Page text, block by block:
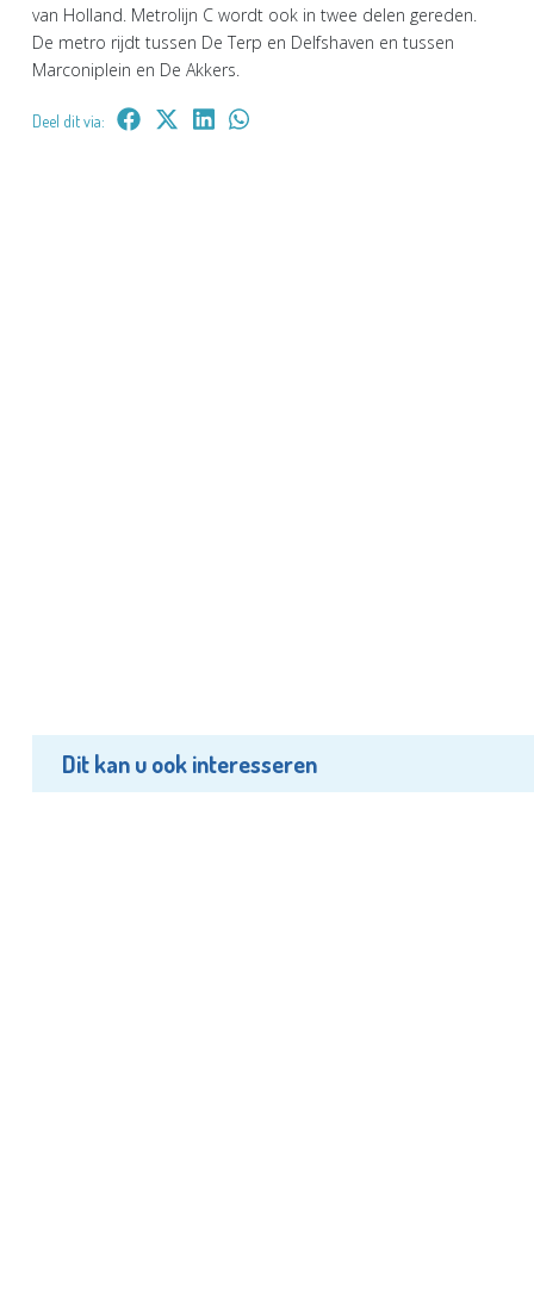
van Holland. Metrolijn C wordt ook in twee delen gereden.
De metro rijdt tussen De Terp en Delfshaven en tussen
Marconiplein en De Akkers.
Deel dit via:
Dit kan u ook interesseren